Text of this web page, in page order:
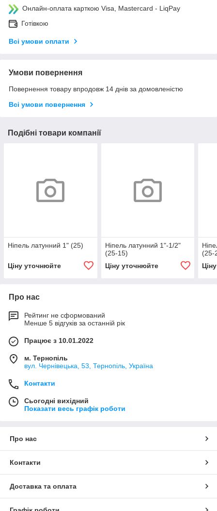
Онлайн-оплата карткою Visa, Mastercard - LiqPay
Готівкою
Всі умови оплати
Умови повернення
Повернення товару впродовж 14 днів за домовленістю
Всі умови повернення
Подібні товари компанії
Ніпель латунний 1" (25)
Ціну уточнюйте
Ніпель латунний 1"-1/2"
(25-15)
Ціну уточнюйте
(25-
Про нас
Рейтинг не сформований
Менше 5 відгуків за останній рік
Працює з 10.01.2022
м. Тернопіль
вул. Чернівецька, 53, Тернопіль, Україна
Контакти
Сьогодні вихідний
Показати весь графік роботи
Про нас
Контакти
Доставка та оплата